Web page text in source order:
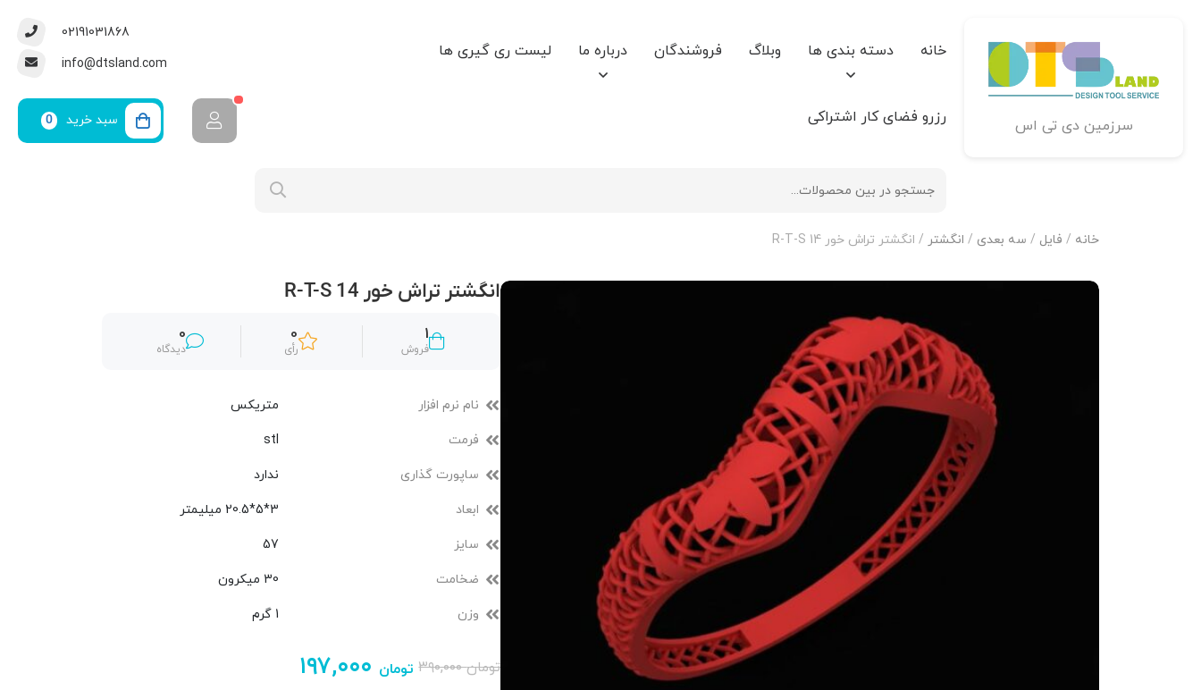
سرزمین دی تی اس
خانه دسته بندی ها وبلاگ فروشندگان درباره ما لیست ری گیری ها
رزرو فضای کار اشتراکی
02191031868
info@dtsland.com
سبد خرید 0
خانه / فایل / سه بعدی / انگشتر / انگشتر تراش خور R-T-S 14
انگشتر تراش خور R-T-S 14
1
فروش
0
رأی
0
دیدگاه
نام نرم افزار متریکس
فرمت stl
ساپورت گذاری ندارد
ابعاد 3*5*20.5 میلیمتر
سایز 57
ضخامت 30 میکرون
وزن 1 گرم
۳۹۰,۰۰۰تومان ۱۹۷,۰۰۰ تومان